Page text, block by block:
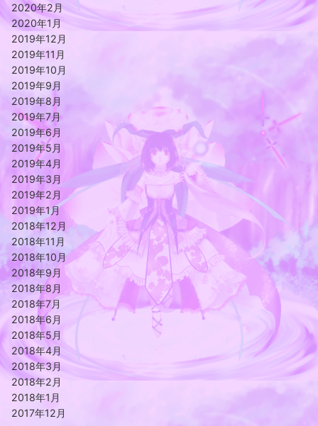
2020年2月
2020年1月
2019年12月
2019年11月
2019年10月
2019年9月
2019年8月
2019年7月
2019年6月
2019年5月
2019年4月
2019年3月
2019年2月
2019年1月
2018年12月
2018年11月
2018年10月
2018年9月
2018年8月
2018年7月
2018年6月
2018年5月
2018年4月
2018年3月
2018年2月
2018年1月
2017年12月